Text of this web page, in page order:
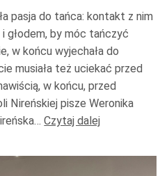
dołu
aby
zwiększyć
lub
pasja do tańca: kontakt z nim
głodem, by móc tańczyć
w końcu wyjechała do
musiała też uciekać przed
w końcu, przed
Nireńskiej pisze Weronika
Czytaj dalej